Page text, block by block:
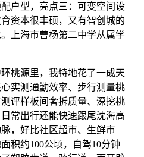
户型，亮点三：可变空间设
资本很丰硕，又有智创城的
上海市曹杨第二中学从属学
源里，我特地花了一成天
实测通勤效率、步行测量桃
评样板间奢拆质量、深挖桃
常出行还能快速跟尾沈海高
，好比社区超市、生鲜市
积约100公顷，自驾10分钟